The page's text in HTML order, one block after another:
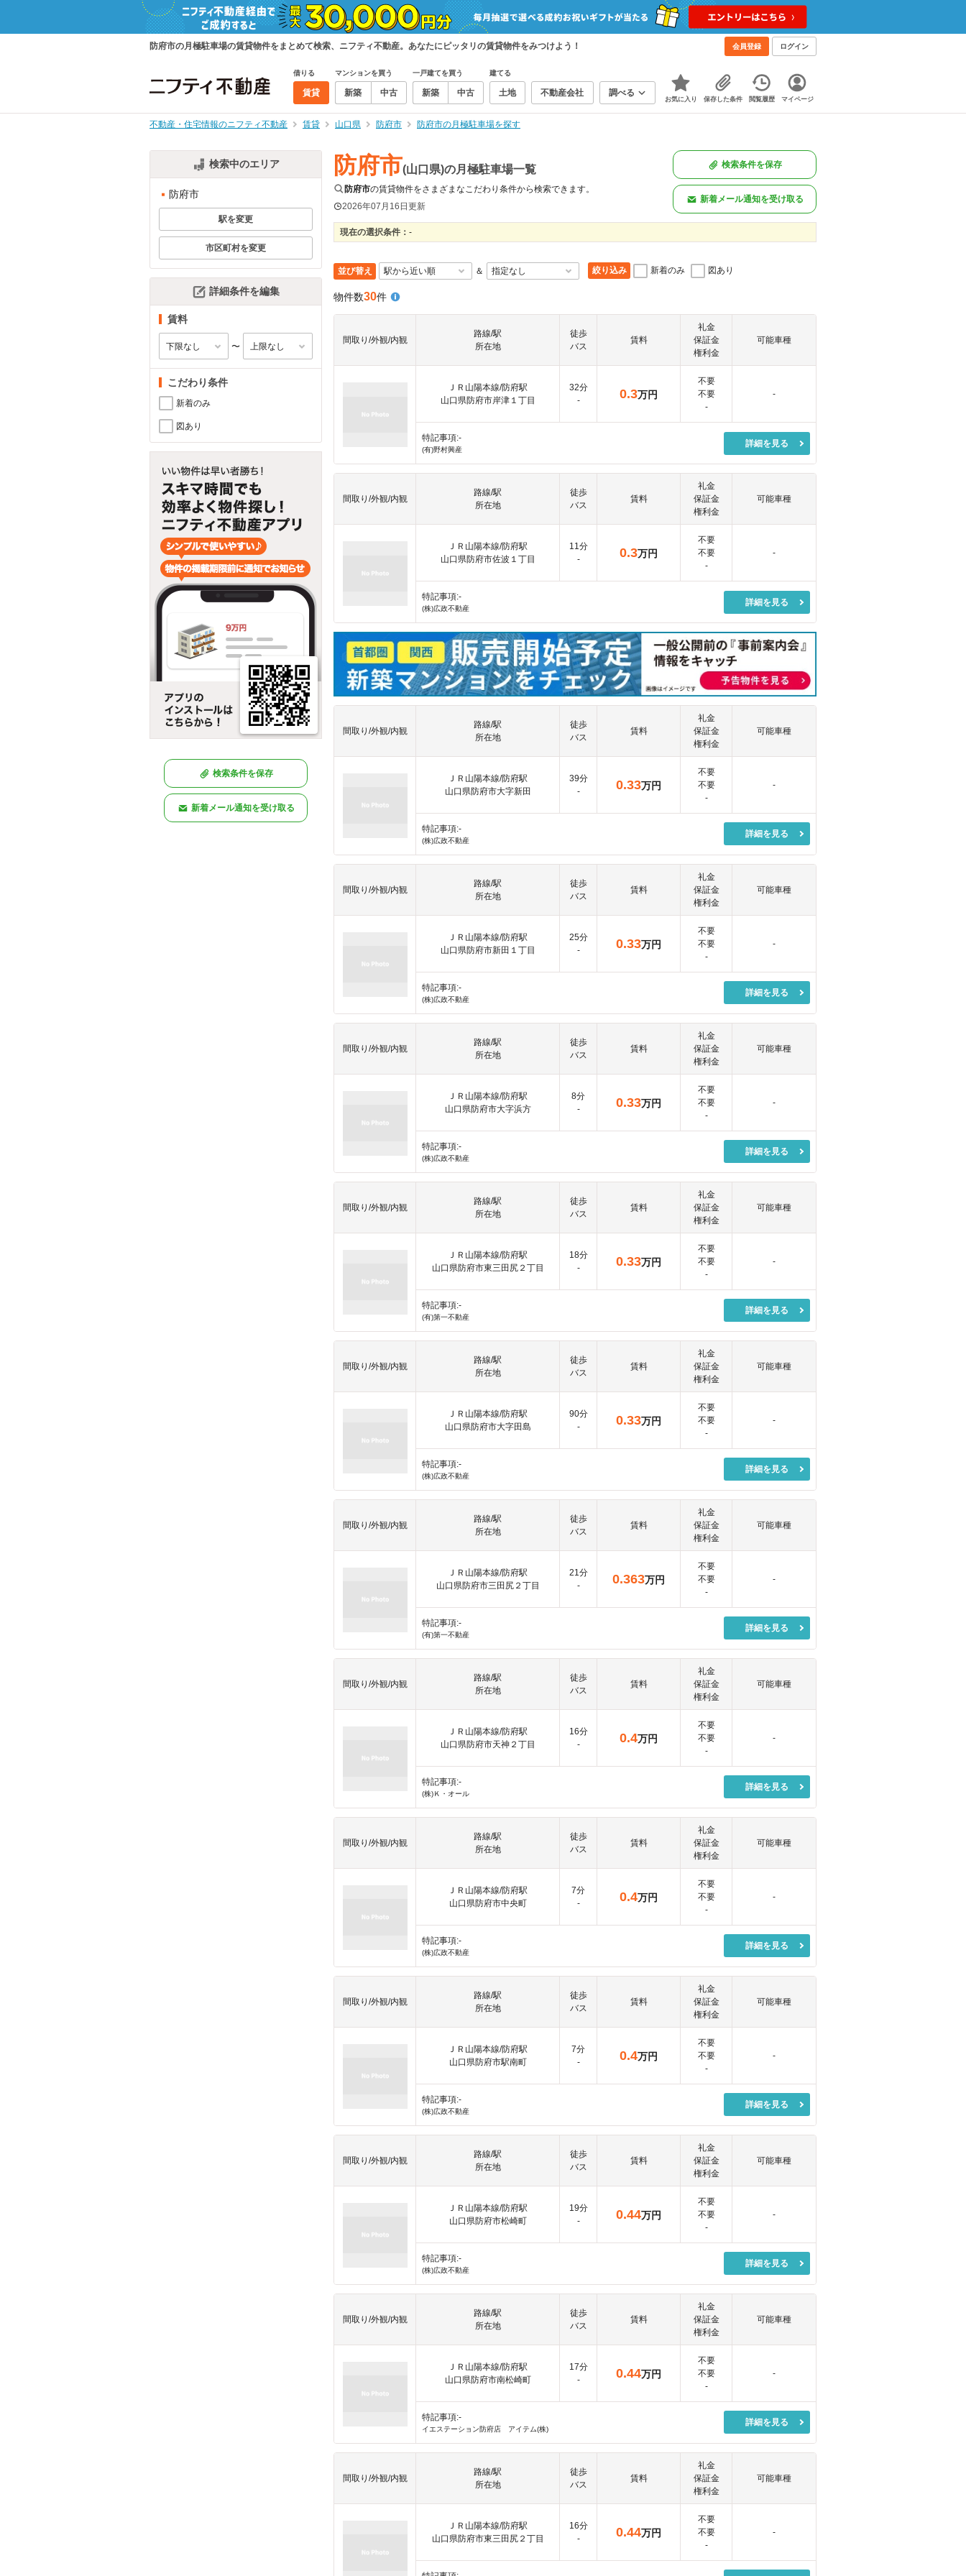
防府市の月極駐車場の賃貸物件をまとめて検索、ニフティ不動産。あなたにピッタリの賃貸物件をみつけよう！ 会員登録 ログイン
借りる
賃貸
マンションを買う
新築 中古
一戸建てを買う
新築 中古
建てる
土地 不動産会社 調べる
お気に入り 保存した条件 閲覧履歴 マイページ
不動産・住宅情報のニフティ不動産 賃貸 山口県 防府市 防府市の月極駐車場を探す
検索中のエリア
防府市
駅を変更
市区町村を変更
詳細条件を編集
賃料
〜
こだわり条件
新着のみ
図あり
検索条件を保存
新着メール通知を受け取る
防府市(山口県)の月極駐車場一覧
防府市の賃貸物件をさまざまなこだわり条件から検索できます。
2026年07月16日更新
検索条件を保存
新着メール通知を受け取る
現在の選択条件： -
並び替え ＆ 絞り込み 新着のみ 図あり
物件数30件
間取り/外観/内観
路線/駅
所在地
徒歩
バス
賃料
礼金
保証金
権利金
可能車種
ＪＲ山陽本線/防府駅
山口県防府市岸津１丁目
32分
-
0.3万円
不要
不要
-
-
特記事項:-
(有)野村興産
詳細を見る
間取り/外観/内観
路線/駅
所在地
徒歩
バス
賃料
礼金
保証金
権利金
可能車種
ＪＲ山陽本線/防府駅
山口県防府市佐波１丁目
11分
-
0.3万円
不要
不要
-
-
特記事項:-
(株)広政不動産
詳細を見る
間取り/外観/内観
路線/駅
所在地
徒歩
バス
賃料
礼金
保証金
権利金
可能車種
ＪＲ山陽本線/防府駅
山口県防府市大字新田
39分
-
0.33万円
不要
不要
-
-
特記事項:-
(株)広政不動産
詳細を見る
間取り/外観/内観
路線/駅
所在地
徒歩
バス
賃料
礼金
保証金
権利金
可能車種
ＪＲ山陽本線/防府駅
山口県防府市新田１丁目
25分
-
0.33万円
不要
不要
-
-
特記事項:-
(株)広政不動産
詳細を見る
間取り/外観/内観
路線/駅
所在地
徒歩
バス
賃料
礼金
保証金
権利金
可能車種
ＪＲ山陽本線/防府駅
山口県防府市大字浜方
8分
-
0.33万円
不要
不要
-
-
特記事項:-
(株)広政不動産
詳細を見る
間取り/外観/内観
路線/駅
所在地
徒歩
バス
賃料
礼金
保証金
権利金
可能車種
ＪＲ山陽本線/防府駅
山口県防府市東三田尻２丁目
18分
-
0.33万円
不要
不要
-
-
特記事項:-
(有)第一不動産
詳細を見る
間取り/外観/内観
路線/駅
所在地
徒歩
バス
賃料
礼金
保証金
権利金
可能車種
ＪＲ山陽本線/防府駅
山口県防府市大字田島
90分
-
0.33万円
不要
不要
-
-
特記事項:-
(株)広政不動産
詳細を見る
間取り/外観/内観
路線/駅
所在地
徒歩
バス
賃料
礼金
保証金
権利金
可能車種
ＪＲ山陽本線/防府駅
山口県防府市三田尻２丁目
21分
-
0.363万円
不要
不要
-
-
特記事項:-
(有)第一不動産
詳細を見る
間取り/外観/内観
路線/駅
所在地
徒歩
バス
賃料
礼金
保証金
権利金
可能車種
ＪＲ山陽本線/防府駅
山口県防府市天神２丁目
16分
-
0.4万円
不要
不要
-
-
特記事項:-
(株)Ｋ・オール
詳細を見る
間取り/外観/内観
路線/駅
所在地
徒歩
バス
賃料
礼金
保証金
権利金
可能車種
ＪＲ山陽本線/防府駅
山口県防府市中央町
7分
-
0.4万円
不要
不要
-
-
特記事項:-
(株)広政不動産
詳細を見る
間取り/外観/内観
路線/駅
所在地
徒歩
バス
賃料
礼金
保証金
権利金
可能車種
ＪＲ山陽本線/防府駅
山口県防府市駅南町
7分
-
0.4万円
不要
不要
-
-
特記事項:-
(株)広政不動産
詳細を見る
間取り/外観/内観
路線/駅
所在地
徒歩
バス
賃料
礼金
保証金
権利金
可能車種
ＪＲ山陽本線/防府駅
山口県防府市松崎町
19分
-
0.44万円
不要
不要
-
-
特記事項:-
(株)広政不動産
詳細を見る
間取り/外観/内観
路線/駅
所在地
徒歩
バス
賃料
礼金
保証金
権利金
可能車種
ＪＲ山陽本線/防府駅
山口県防府市南松崎町
17分
-
0.44万円
不要
不要
-
-
特記事項:-
イエステーション防府店 アイテム(株)
詳細を見る
間取り/外観/内観
路線/駅
所在地
徒歩
バス
賃料
礼金
保証金
権利金
可能車種
ＪＲ山陽本線/防府駅
山口県防府市東三田尻２丁目
16分
-
0.44万円
不要
不要
-
-